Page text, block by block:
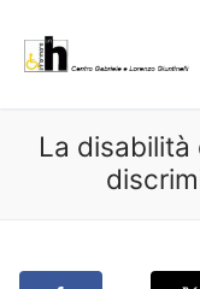
contenuto
La disabilità